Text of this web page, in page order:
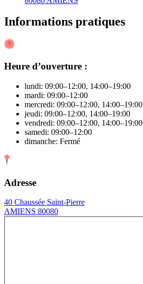
Informations pratiques
Heure d’ouverture :
lundi: 09:00–12:00, 14:00–19:00
mardi: 09:00–12:00
mercredi: 09:00–12:00, 14:00–19:00
jeudi: 09:00–12:00, 14:00–19:00
vendredi: 09:00–12:00, 14:00–19:00
samedi: 09:00–12:00
dimanche: Fermé
Adresse
40 Chaussée Saint-Pierre
AMIENS 80080